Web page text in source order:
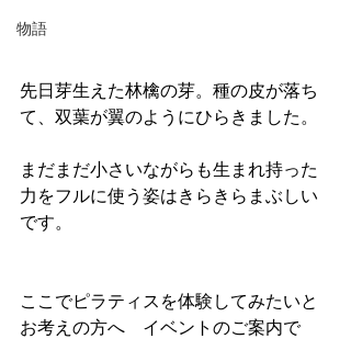
物語
先日芽生えた林檎の芽。種の皮が落ち
て、双葉が翼のようにひらきました。
まだまだ小さいながらも生まれ持った
力をフルに使う姿はきらきらまぶしい
です。
ここでピラティスを体験してみたいと
お考えの方へ　イベントのご案内で